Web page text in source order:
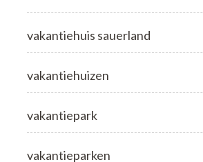
vakantiehuis sauerland
vakantiehuizen
vakantiepark
vakantieparken